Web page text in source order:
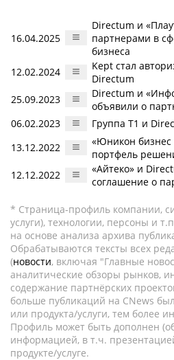
16.04.2025
Directum и
партнерами в
бизнеса
12.02.2024
Kept стал
Directum
25.09.2023
Directum и
объявили о
06.02.2023
Группа Т1 и
13.12.2022
«Юникон бизнес
портфель
12.12.2022
«Айтеко» и
соглашение о
* Страница-профиль компании,
услуги), технологии, персоны и
на основе анализа архива
Обрабатываются тексты всех
(новости, включая "Главные
аналитические обзоры рынков,
содержание партнёрских
больше публикаций на CNews
или продукта/услуги, тем более
Профиль может быть дополнен
информацией, в т.ч.
продукте/услуге.